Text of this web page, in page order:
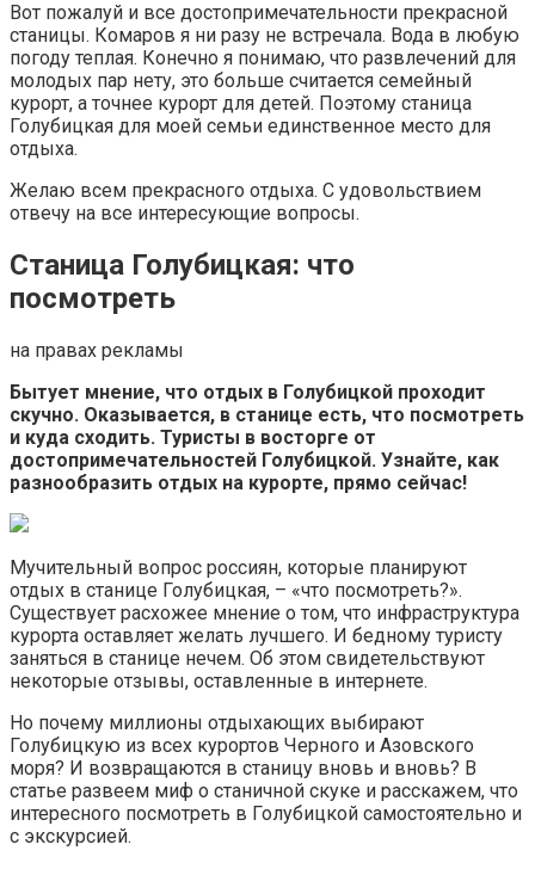
Вот пожалуй и все достопримечательности прекрасной
станицы. Комаров я ни разу не встречала. Вода в любую
погоду теплая. Конечно я понимаю, что развлечений для
молодых пар нету, это больше считается семейный
курорт, а точнее курорт для детей. Поэтому станица
Голубицкая для моей семьи единственное место для
отдыха.
Желаю всем прекрасного отдыха. С удовольствием
отвечу на все интересующие вопросы.
Станица Голубицкая: что
посмотреть
на правах рекламы
Бытует мнение, что отдых в Голубицкой проходит
скучно. Оказывается, в станице есть, что посмотреть
и куда сходить. Туристы в восторге от
достопримечательностей Голубицкой. Узнайте, как
разнообразить отдых на курорте, прямо сейчас!
Мучительный вопрос россиян, которые планируют
отдых в станице Голубицкая, – «что посмотреть?».
Существует расхожее мнение о том, что инфраструктура
курорта оставляет желать лучшего. И бедному туристу
заняться в станице нечем. Об этом свидетельствуют
некоторые отзывы, оставленные в интернете.
Но почему миллионы отдыхающих выбирают
Голубицкую из всех курортов Черного и Азовского
моря? И возвращаются в станицу вновь и вновь? В
статье развеем миф о станичной скуке и расскажем, что
интересного посмотреть в Голубицкой самостоятельно и
с экскурсией.